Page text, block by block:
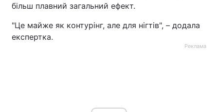
більш плавний загальний ефект.
"Це майже як контурінг, але для нігтів", – додала
експертка.
Реклама